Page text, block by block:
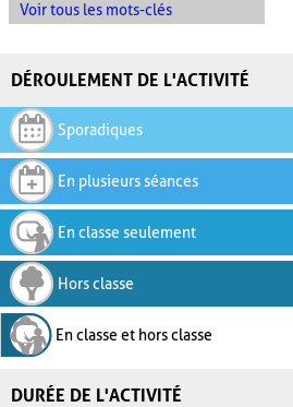
Voir tous les mots-clés
DÉROULEMENT DE L'ACTIVITÉ
Sporadiques
En plusieurs séances
En classe seulement
Hors classe
En classe et hors classe
DURÉE DE L'ACTIVITÉ